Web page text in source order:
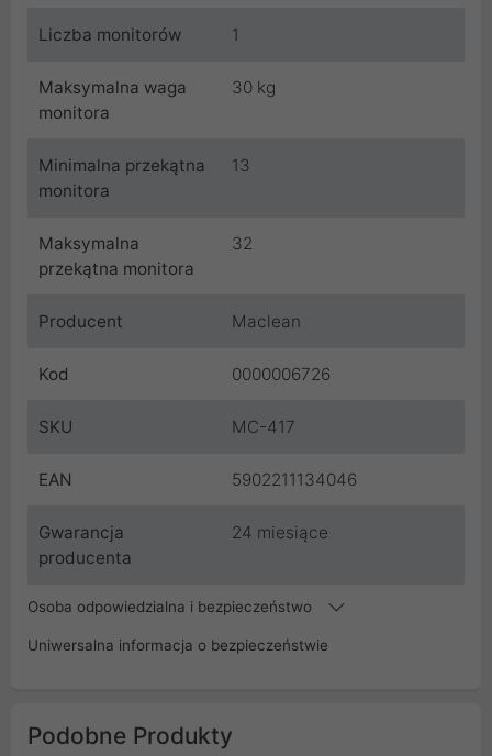
Liczba monitorów 1
Maksymalna waga
monitora
30 kg
Minimalna przekątna
monitora
13
Maksymalna
przekątna monitora
32
Producent Maclean
Kod 0000006726
SKU MC-417
EAN 5902211134046
Gwarancja
producenta
24 miesiące
Osoba odpowiedzialna i bezpieczeństwo
Uniwersalna informacja o bezpieczeństwie
Podobne Produkty